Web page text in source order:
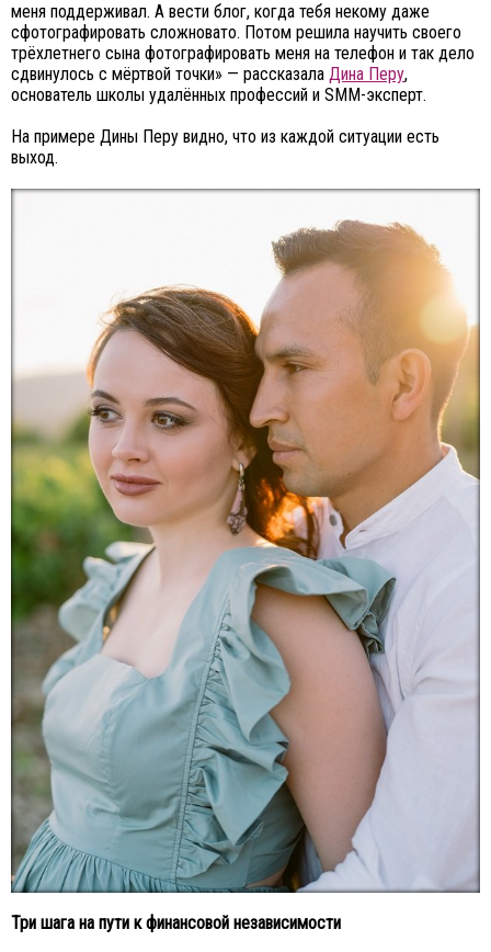
меня поддерживал. А вести блог, когда тебя некому даже
сфотографировать сложновато. Потом решила научить своего
трёхлетнего сына фотографировать меня на телефон и так дело
сдвинулось с мёртвой точки» — рассказала Дина Перу,
основатель школы удалённых профессий и SMM-эксперт.
На примере Дины Перу видно, что из каждой ситуации есть
выход.
Три шага на пути к финансовой независимости